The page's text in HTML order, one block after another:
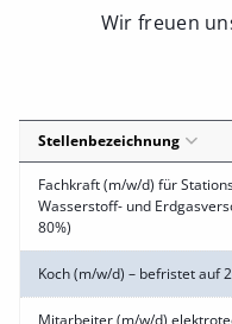
Wir freuen
Stellenbezeichnung
Fachkraft (m/w/d) für
Wasserstoff- und
80%)
Koch (m/w/d) – befristet auf
Mitarbeiter (m/w/d)